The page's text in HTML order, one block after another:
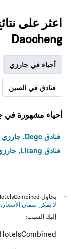
اعثر على
Daocheng
أحياء في جارزي
فنادق في الصين
أحياء مشهورة في
فنادق Dege, جارزي
فنادق Litang, جارزي
*
يحاول HotelsCombined بشكل دائم الحصول على الأسعار الدقيقة، ولكن
لا يمكن ضمان الأسعار .
إليك السبب:
HotelsCombined ليس البائع